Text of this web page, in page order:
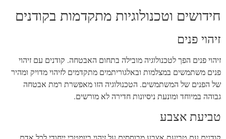
חידושים וטכנולוגיות מתקדמות בקודנים
זיהוי פנים
זיהוי פנים הפך לטכנולוגיה מובילה בתחום האבטחה. קודנים עם זיהוי
פנים משתמשים במצלמות ובאלגוריתמים מתקדמים לזיהוי מדויק ומהיר
של הפנים של המשתמשים. הטכנולוגיה הזו מאפשרת רמת אבטחה
גבוהה במיוחד ומונעת ניסיונות חדירה לא מורשים.
טביעת אצבע